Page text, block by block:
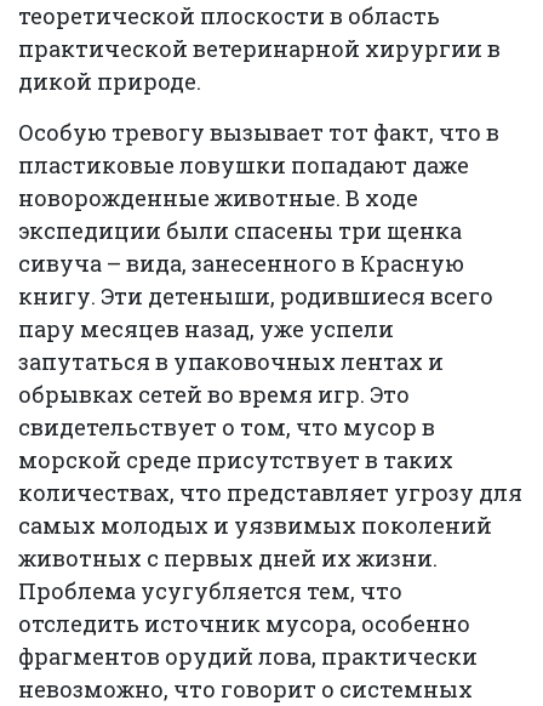
теоретической плоскости в область
практической ветеринарной хирургии в
дикой природе.
Особую тревогу вызывает тот факт, что в
пластиковые ловушки попадают даже
новорожденные животные. В ходе
экспедиции были спасены три щенка
сивуча – вида, занесенного в Красную
книгу. Эти детеныши, родившиеся всего
пару месяцев назад, уже успели
запутаться в упаковочных лентах и
обрывках сетей во время игр. Это
свидетельствует о том, что мусор в
морской среде присутствует в таких
количествах, что представляет угрозу для
самых молодых и уязвимых поколений
животных с первых дней их жизни.
Проблема усугубляется тем, что
отследить источник мусора, особенно
фрагментов орудий лова, практически
невозможно, что говорит о системных